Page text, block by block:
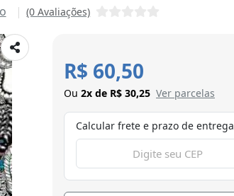
(0 Avaliações)
R$ 60,50
Ou 2x de R$ 30,25 Ver parcelas
Calcular frete e prazo de entrega